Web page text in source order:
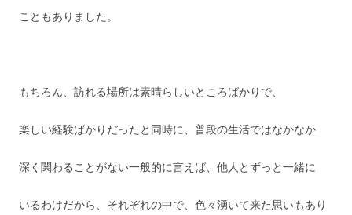
こともありました。
もちろん、訪れる場所は素晴らしいところばかりで、
楽しい経験ばかりだったと同時に、普段の生活ではなかなか
深く関わることがない一般的に言えば、他人とずっと一緒に
いるわけだから、それぞれの中で、色々湧いて来た思いもあり